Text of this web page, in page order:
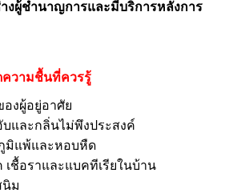
งผู้ชำนาญการและมีบริการหลังการ
ความชื้นที่ควรรู้
งผู้อยู่อาศัย
และกลิ่นไม่พึงประสงค์
มิแพ้และหอบหืด
เชื้อราและแบคทีเรียในบ้าน
นิม